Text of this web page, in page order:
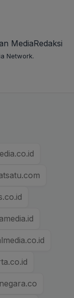
MediaRedaksi
Network.